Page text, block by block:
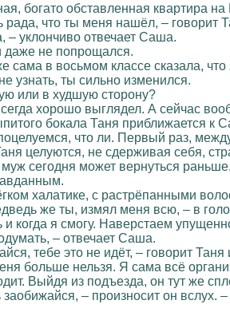
богато обставленная квартира
рада, что ты меня нашёл, – говорит
– уклончиво отвечает Саша.
даже не попрощался.
сама в восьмом классе сказала,
узнать, ты сильно изменился.
или в худшую сторону?
хорошо выглядел. А сейчас
бокала Таня приближается к
что ли. Первый раз,
целуются, не сдерживая себя,
муж сегодня может вернуться
халатике, с растрёпанными
же ты, измял меня всю, – в
и когда я смогу. Наверстаем
– отвечает Саша.
тебе это не идёт, – говорит
больше нельзя. Я сама всё
Выйдя из подъезда, он тут же
заобижайся, – произносит он вслух.